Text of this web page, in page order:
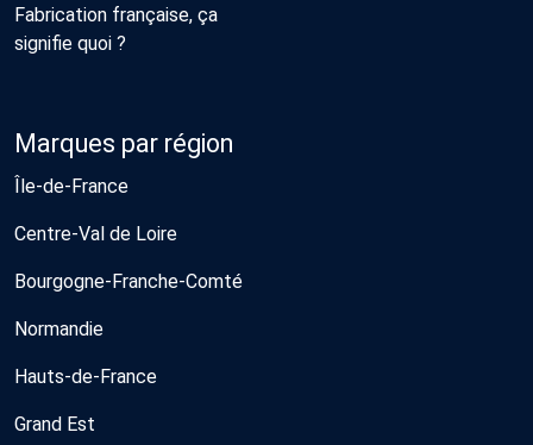
Fabrication française, ça
signifie quoi ?
Marques par région
Île-de-France
Centre-Val de Loire
Bourgogne-Franche-Comté
Normandie
Hauts-de-France
Grand Est